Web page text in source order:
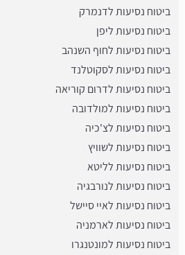
ביטוח נסיעות לדנמרק
ביטוח נסיעות ליפן
ביטוח נסיעות לחוף השנהב
ביטוח נסיעות לסקוטלנד
ביטוח נסיעות לדרום קוריאה
ביטוח נסיעות למולדובה
ביטוח נסיעות לצ'כיה
ביטוח נסיעות לשוויץ
ביטוח נסיעות לליטא
ביטוח נסיעות לנורבגיה
ביטוח נסיעות לאיי סיישל
ביטוח נסיעות לארמניה
ביטוח נסיעות למונטנגרו